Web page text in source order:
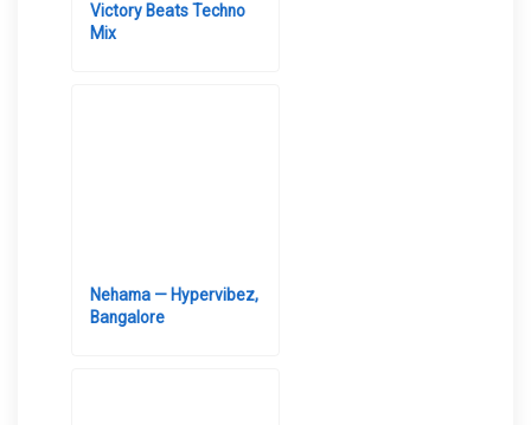
Victory Beats Techno
Mix
Nehama — Hypervibez,
Bangalore